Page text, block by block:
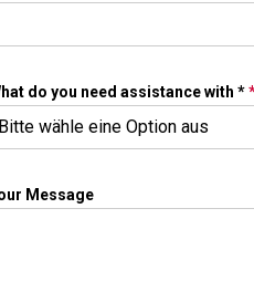
do you need assistance with *
Bitte wähle eine Option aus
Message